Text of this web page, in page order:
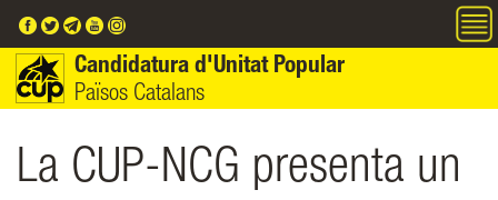
Candidatura d'Unitat Popular
Països Catalans
La CUP-NCG presenta un